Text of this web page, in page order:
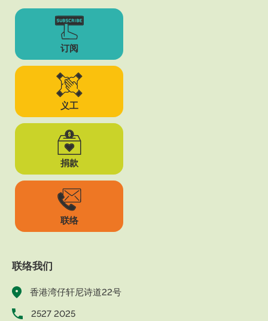
订阅
义工
捐款
联络
联络我们
香港湾仔轩尼诗道22号
2527 2025